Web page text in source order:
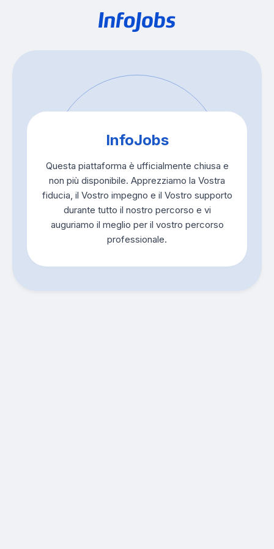
InfoJobs
Questa piattaforma è ufficialmente chiusa e
non più disponibile. Apprezziamo la Vostra
fiducia, il Vostro impegno e il Vostro supporto
durante tutto il nostro percorso e vi
auguriamo il meglio per il vostro percorso
professionale.